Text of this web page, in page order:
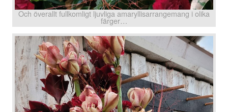
Och överallt fullkomligt ljuvliga amaryllisarrangemang i olika
färger…